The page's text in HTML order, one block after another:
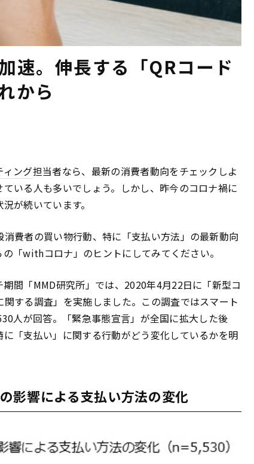
速。伸長する「QRコード
から
ィング担当者なら、最新の消費者動向をチェックしよ
いる人も多いでしょう。しかし、昨今のコロナ禍に
が続いています。
費者の買い物行動、特に「支払い方法」の最新動向
「withコロナ」のヒントにしてみてください。
期間「MMD研究所」では、2020年4月22日に「新型コ
する調査」を実施しました。この調査ではスマート
人が回答。「緊急事態宣言」が全国に拡大した後
「支払い」に関する行動がどう変化しているかを明
影響による支払い方法の変化